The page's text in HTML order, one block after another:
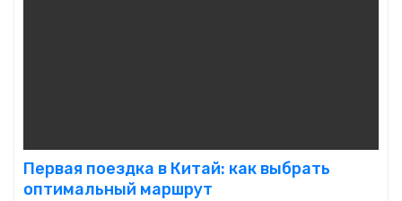
Первая поездка в Китай: как выбрать
оптимальный маршрут